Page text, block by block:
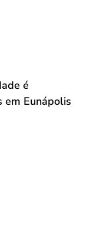
é
em Eunápolis